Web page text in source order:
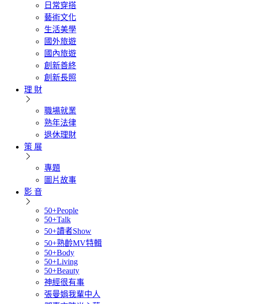
日常穿搭
藝術文化
生活美學
國外旅遊
國內旅遊
創新善終
創新長照
理 財
職場就業
熟年法律
退休理財
策 展
專題
圖片故事
影 音
50+People
50+Talk
50+讀者Show
50+熟齡MV特輯
50+Body
50+Living
50+Beauty
神經很有事
張曼娟我輩中人